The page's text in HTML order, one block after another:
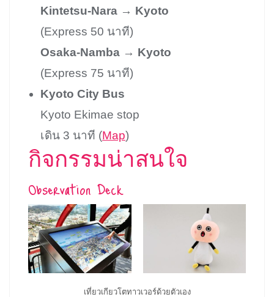
Kintetsu-Nara → Kyoto
(Express 50 นาที)
Osaka-Namba → Kyoto
(Express 75 นาที)
Kyoto City Bus
Kyoto Ekimae stop
เดิน 3 นาที (Map)
กิจกรรมน่าสนใจ
Observation Deck
เที่ยวเกียวโตทาวเวอร์ด้วยตัวเอง